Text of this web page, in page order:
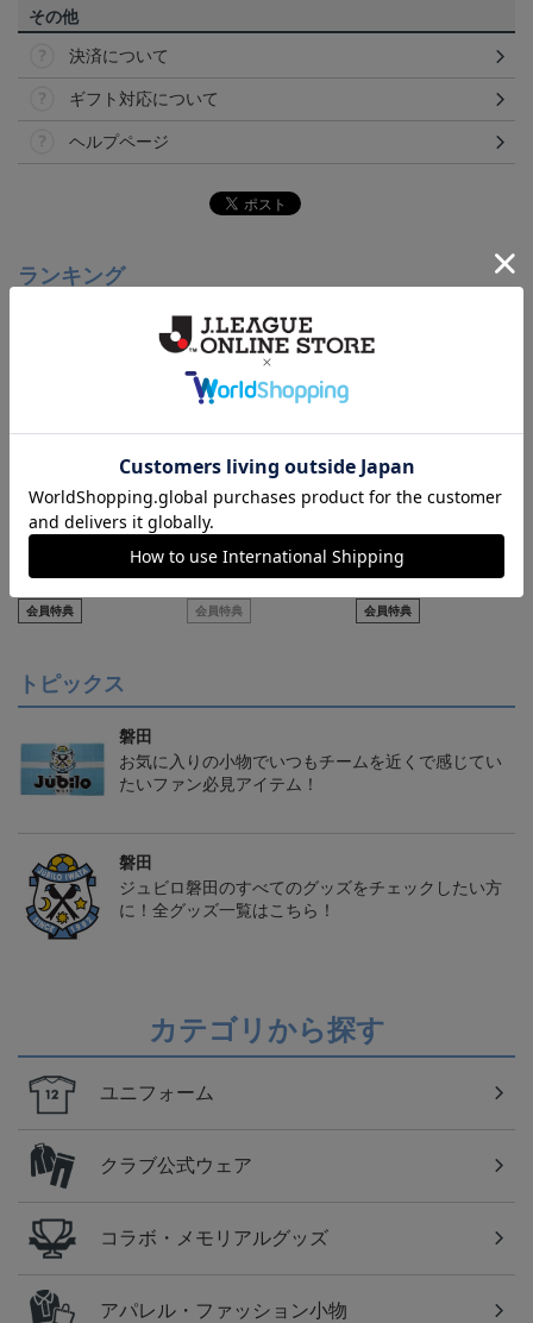
その他
決済について
ギフト対応について
ヘルプページ
ランキング
【S～4XL】2026/27ユニ
フォーム オーセンティッ
クモデル:FP1st
会員特典
【S～4XL】2026/27ユニ
フォーム オーセンティッ
クモデル:GK
会員特典
【S～4XL】2026/27ユニ
フォーム オーセンティッ
クモデル:FP2nd
会員特典
トピックス
磐田
お気に入りの小物でいつもチームを近くで感じてい
たいファン必見アイテム！
磐田
ジュビロ磐田のすべてのグッズをチェックしたい方
に！全グッズ一覧はこちら！
カテゴリから探す
ユニフォーム
クラブ公式ウェア
コラボ・メモリアルグッズ
アパレル・ファッション小物